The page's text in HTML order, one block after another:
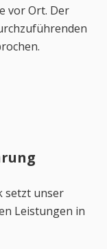
vor Ort. Der
setzt unser
Leistungen in